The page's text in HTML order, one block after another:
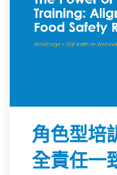
角色型培
全責任一